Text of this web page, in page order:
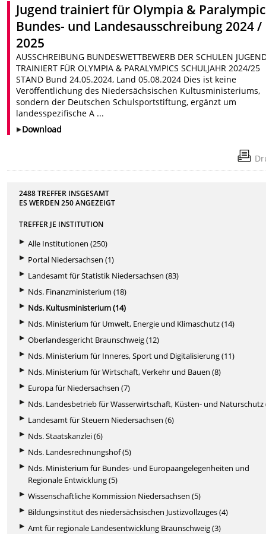
Jugend trainiert für Olympia &
Bundes- und Landesausschreibung 2024 /
2025
AUSSCHREIBUNG BUNDESWETTBEWERB DER SCHULEN
TRAINIERT FÜR OLYMPIA & PARALYMPICS SCHULJAHR 2024/25
STAND Bund 24.05.2024, Land 05.08.2024 Dies ist keine
Veröffentlichung des Niedersächsischen Kultusministeriums,
sondern der Deutschen Schulsportstiftung, ergänzt um
landesspezifische A ...
Download
2488 TREFFER INSGESAMT
ES WERDEN250ANGEZEIGT
TREFFER JE INSTITUTION
Alle Institutionen (250)
Portal Niedersachsen (1)
Landesamt für Statistik Niedersachsen (83)
Nds. Finanzministerium (18)
Nds. Kultusministerium (14)
Nds. Ministerium für Umwelt, Energie und Klimaschutz (14)
Oberlandesgericht Braunschweig (12)
Nds. Ministerium für Inneres, Sport und Digitalisierung (11)
Nds. Ministerium für Wirtschaft, Verkehr und Bauen (8)
Europa für Niedersachsen (7)
Nds. Landesbetrieb für Wasserwirtschaft, Küsten- und Naturschutz
Landesamt für Steuern Niedersachsen (6)
Nds. Staatskanzlei (6)
Nds. Landesrechnungshof (5)
Nds. Ministerium für Bundes- und Europaangelegenheiten und
Regionale Entwicklung (5)
Wissenschaftliche Kommission Niedersachsen (5)
Bildungsinstitut des niedersächsischen Justizvollzuges (4)
Amt für regionale Landesentwicklung Braunschweig (3)